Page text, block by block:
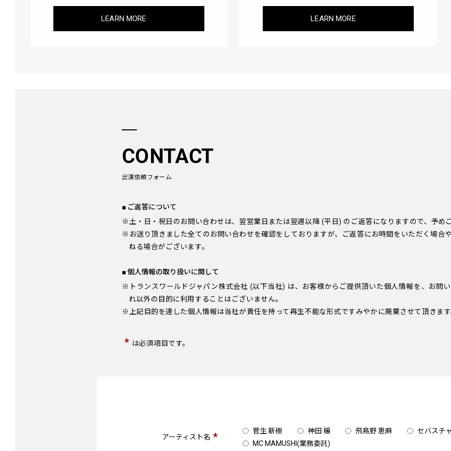
LEARN MORE LEARN MORE
CONTACT
出演依頼フォーム
■ ご返答について
※土・日・祝日のお問い合わせは、翌営業日または翌週以降 (平日) のご返答になりますので、予め
※お送り頂きました全てのお問い合わせを確認をしておりますが、ご返答にお時間をいただく場合
ねる場合がございます。
■ 個人情報の取り扱いに関して
※トランスワールドジャパン株式会社 (以下当社) は、お客様からご提供頂いた個人情報を、お問
れ以外の目的に利用することはございません。
※上記目的を達した個人情報は当社が責任を持って再生不能な形式ですみやかに廃棄させて頂きます
* は必須項目です。
アーティスト名 * 菅生 新樹 神田 穣 飛鳥野 恵麻
セバスチ
MC MAMUSHI(業務委託)